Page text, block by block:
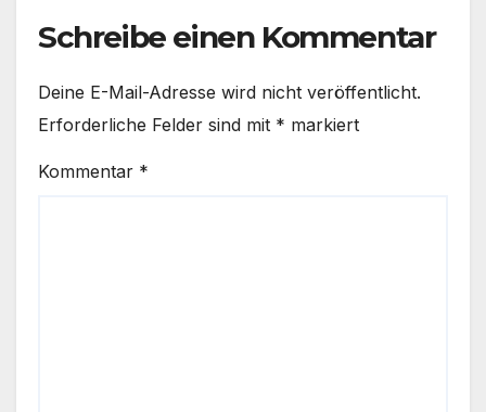
Schreibe einen Kommentar
Deine E-Mail-Adresse wird nicht veröffentlicht.
Erforderliche Felder sind mit * markiert
Kommentar *